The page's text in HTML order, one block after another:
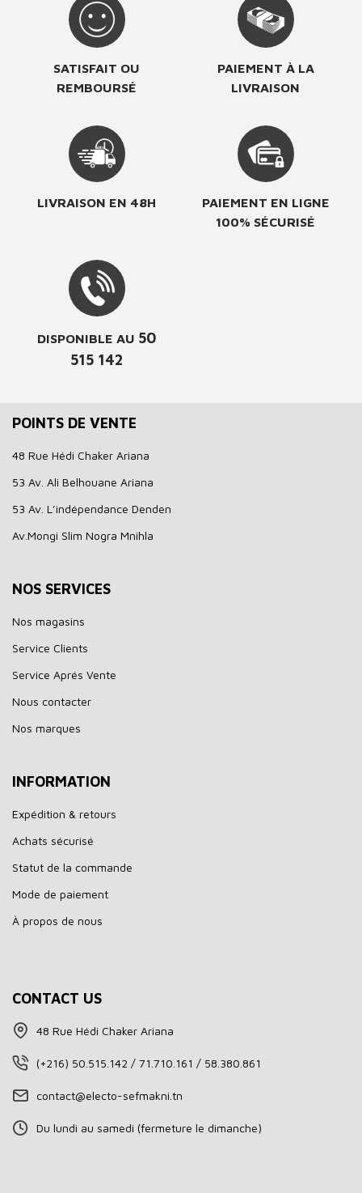
SATISFAIT OU
REMBOURSÉ
PAIEMENT À LA
LIVRAISON
LIVRAISON EN 48H
PAIEMENT EN LIGNE
100% SÉCURISÉ
DISPONIBLE AU 50
515 142
POINTS DE VENTE
48 Rue Hédi Chaker Ariana
53 Av. Ali Belhouane Ariana
53 Av. L’indépendance Denden
Av.Mongi Slim Nogra Mnihla
NOS SERVICES
Nos magasins
Service Clients
Service Aprés Vente
Nous contacter
Nos marques
INFORMATION
Expédition & retours
Achats sécurisé
Statut de la commande
Mode de paiement
À propos de nous
CONTACT US
48 Rue Hédi Chaker Ariana
(+216) 50.515.142 / 71.710.161 / 58.380.861
contact@electo-sefmakni.tn
Du lundi au samedi (fermeture le dimanche)